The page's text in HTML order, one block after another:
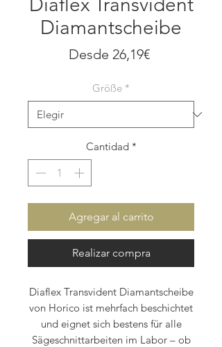
Diaflex Transvident
Diamantscheibe
Desde 26,19€Precio
Größe *
Cantidad *
Agregar al carrito
Realizar compra
Diaflex Transvident Diamantscheibe
von Horico ist mehrfach beschichtet
und eignet sich bestens für alle
Sägeschnittarbeiten im Labor – ob